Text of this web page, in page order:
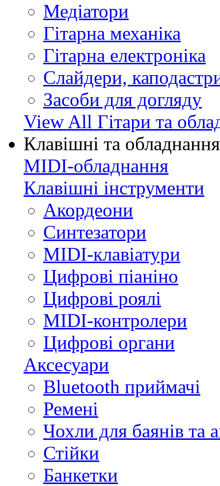
Медіатори
Гітарна механіка
Гітарна електроніка
Слайдери,
Засоби для догляду
View All Гітари та
Клавішні та обладнання
MIDI-обладнання
Клавішні інструменти
Акордеони
Синтезатори
MIDI-клавіатури
Цифрові піаніно
Цифрові роялі
MIDI-контролери
Цифрові органи
Аксесуари
Bluetooth приймачі
Ремені
Чохли для баянів та
Стійки
Банкетки